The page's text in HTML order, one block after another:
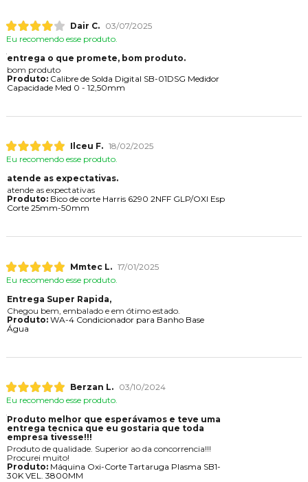
Dair C.
03/07/2025
Eu recomendo esse produto.
entrega o que promete, bom produto.
bom produto
Produto:Calibre de Solda Digital SB-01DSG Medidor
Capacidade Med 0 - 12,50mm
Ilceu F. 18/02/2025
Eu recomendo esse produto.
atende as expectativas.
atende as expectativas
Produto:Bico de corte Harris 6290 2NFF GLP/OXI Esp
Corte 25mm-50mm
Mmtec L. 17/01/2025
Eu recomendo esse produto.
Entrega Super Rapida,
Chegou bem, embalado e em ótimo estado.
Produto:WA-4 Condicionador para Banho Base
Água
Berzan L.
03/10/2024
Eu recomendo esse produto.
Produto melhor que esperávamos e teve uma
entrega tecnica que eu gostaria que toda
empresa tivesse!!!
Produto de qualidade. Superior ao da concorrencia!!!
Procurei muito!
Produto:Máquina Oxi-Corte Tartaruga Plasma SB1-
30K VEL. 3800MM